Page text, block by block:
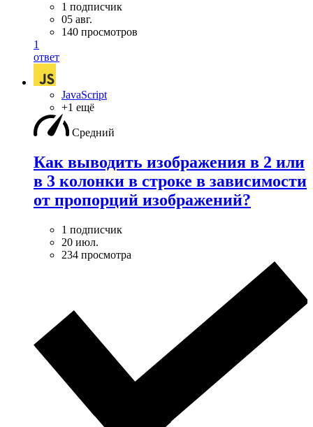
1 подписчик
05 авг.
140 просмотров
1
ответ
JavaScript
+1 ещё
Средний
Как выводить изображения в 2 или
в 3 колонки в строке в зависимости
от пропорций изображений?
1 подписчик
20 июл.
234 просмотра